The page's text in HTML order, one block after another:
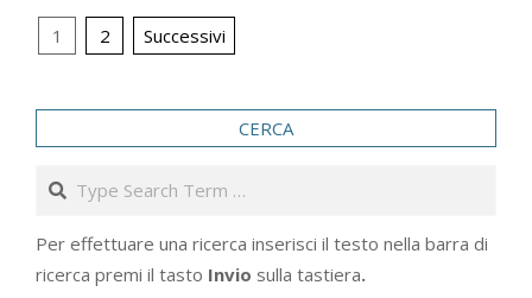
Paginazione
articoli
1 2 Successivi
CERCA
Search
Per effettuare una ricerca inserisci il testo nella barra di
ricerca premi il tasto Invio sulla tastiera.